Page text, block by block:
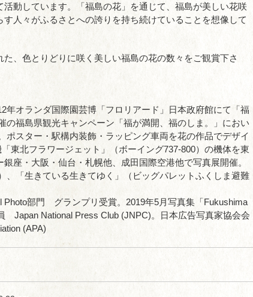
動しています。「福島の花」を通じて、福島が美しい花咲
人々がふるさとへの誇りを持ち続けていることを想像して
、色とりどりに咲く美しい福島の花の数々をご観賞下さ
年オランダ国際園芸博「フロリアード」日本政府館にて「福
の福島県観光キャンペーン「福が満開、福のしま。」におい
スター・駅構内装飾・ラッピング車両を花の作品でデザイ
東北フラワージェット」（ボーイング737-800）の機体を東
座・大阪・仙台・札幌他、成田国際空港他で写真展開催。
、「生きている生きてゆく」（ビッグパレットふくしま避難
部門 グランプリ受賞。2019年5月写真集「Fukushima
Japan National Press Club (JNPC)。日本広告写真家協会会
(APA)